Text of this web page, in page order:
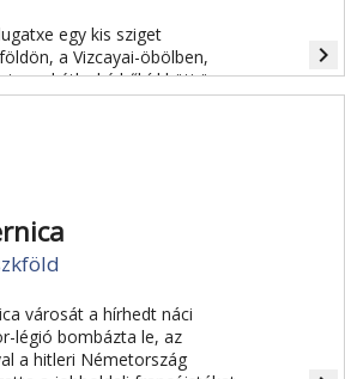
egy kis sziget
a Vizcayai-öbölben,
egy kétlyukú kőhíd köti össze
navigate_next
városát a hírhedt náci
légió bombázta le, az
a hitleri Németország